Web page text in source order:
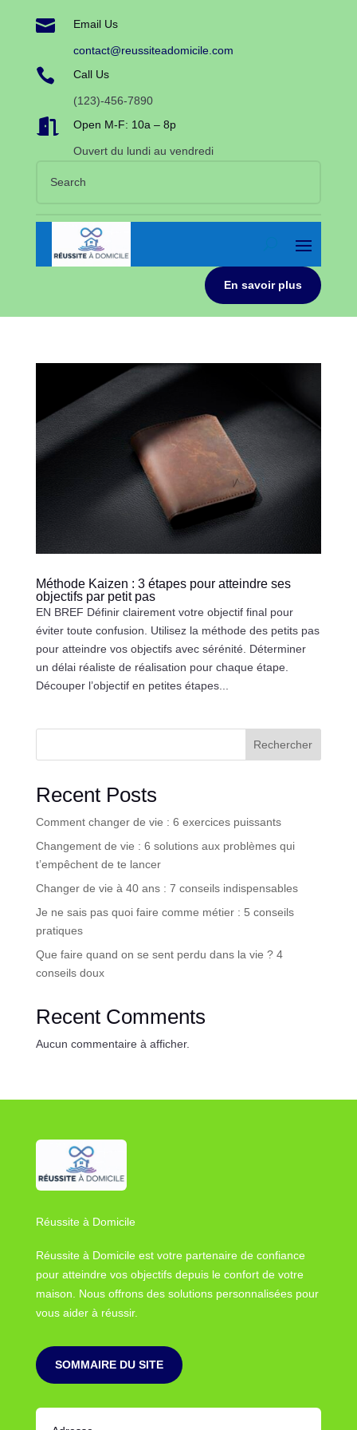
 Email Us
contact@reussiteadomicile.com
 Call Us
(123)-456-7890
 Open M-F: 10a – 8p
Ouvert du lundi au vendredi
En savoir plus
Méthode Kaizen : 3 étapes pour atteindre ses
objectifs par petit pas
EN BREF Définir clairement votre objectif final pour
éviter toute confusion. Utilisez la méthode des petits pas
pour atteindre vos objectifs avec sérénité. Déterminer
un délai réaliste de réalisation pour chaque étape.
Découper l’objectif en petites étapes...
Rechercher
Recent Posts
Comment changer de vie : 6 exercices puissants
Changement de vie : 6 solutions aux problèmes qui
t’empêchent de te lancer
Changer de vie à 40 ans : 7 conseils indispensables
Je ne sais pas quoi faire comme métier : 5 conseils
pratiques
Que faire quand on se sent perdu dans la vie ? 4
conseils doux
Recent Comments
Aucun commentaire à afficher.
Réussite à Domicile
Réussite à Domicile est votre partenaire de confiance
pour atteindre vos objectifs depuis le confort de votre
maison. Nous offrons des solutions personnalisées pour
vous aider à réussir.
SOMMAIRE DU SITE